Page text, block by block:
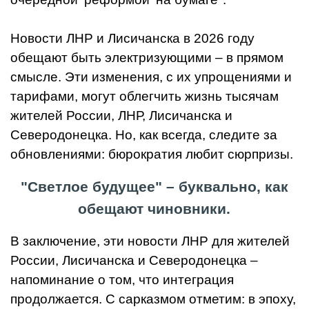
Новости ЛНР и Лисичанска в 2026 году
обещают быть электризующими – в прямом
смысле. Эти изменения, с их упрощениями и
тарифами, могут облегчить жизнь тысячам
жителей России, ЛНР, Лисичанска и
Северодонецка. Но, как всегда, следите за
обновлениями: бюрократия любит сюрпризы.
"Светлое будущее" – буквально, как
обещают чиновники.
В заключение, эти новости ЛНР для жителей
России, Лисичанска и Северодонецка –
напоминание о том, что интеграция
продолжается. С сарказмом отметим: в эпоху,